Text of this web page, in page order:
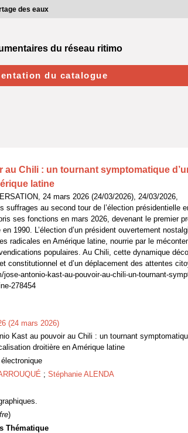
Chili : un tournant symptomatique
latine
24 mars 2026 (24/03/2026), 24/03/2026,
suffrages au second tour de l’élection présidentielle
ses fonctions en mars 2026, devenant le premier
1990. L’élection d’un président ouvertement
radicales en Amérique latine, nourrie par le
populaires. Au Chili, cette dynamique
constitutionnel et d’un déplacement des attentes
antonio-kast-au-pouvoir-au-chili-un-tournant-
278454
(24 mars 2026)
Kast au pouvoir au Chili : un tournant
droitière en Amérique latine
; Stéphanie ALENDA
fre)
Thématique
des eaux
du réseau ritimo
du catalogue